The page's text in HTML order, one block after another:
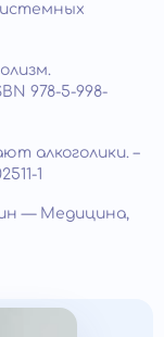
978-5-998-
алкоголики. –
1
— Медицина,